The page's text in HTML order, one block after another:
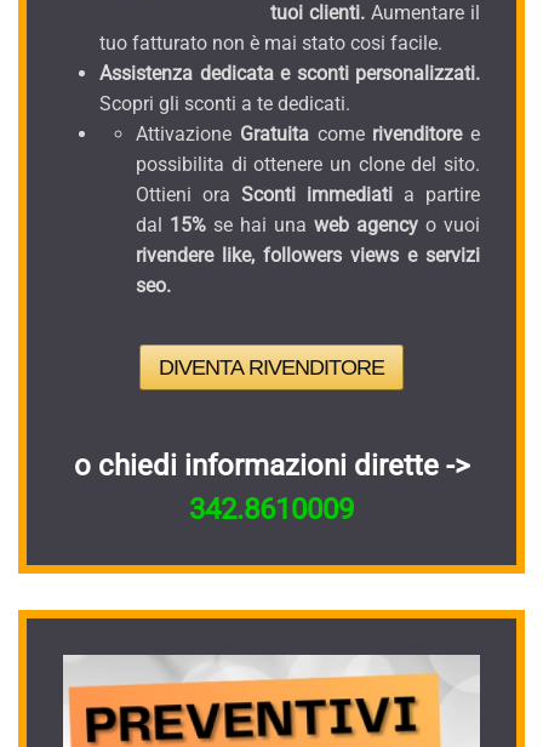
tuoi clienti. Aumentare il
tuo fatturato non è mai stato cosi facile.
Assistenza dedicata e sconti personalizzati.
Scopri gli sconti a te dedicati.
Attivazione Gratuitacomerivenditoree
possibilita di ottenere un clone del sito.
Ottieni ora Sconti immediati a partire
dal 15% se hai una web agency o vuoi
rivendere like, followers views e servizi
seo.
DIVENTA RIVENDITORE
o chiedi informazioni dirette ->
342.8610009